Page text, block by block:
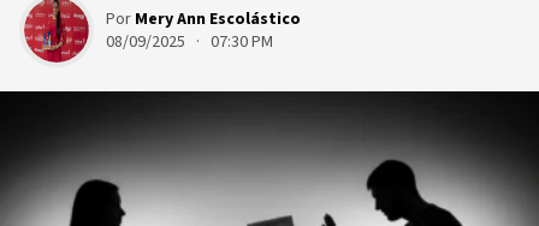
Por Mery Ann Escolástico
08/09/2025 · 07:30 PM